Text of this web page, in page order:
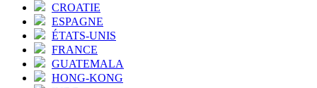
CROATIE
ESPAGNE
ÉTATS-UNIS
FRANCE
GUATEMALA
HONG-KONG